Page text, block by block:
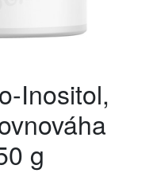
Inositol,
g